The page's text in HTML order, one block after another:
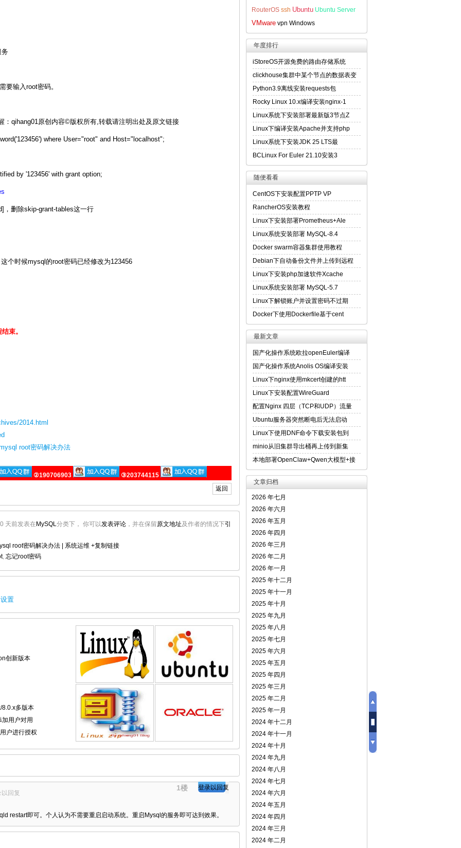
务
输入root密码。
qihang01原创内容©版权所有,转载请注明出处及原文链接
where User="root" and Host="localhost";
by '123456' with grant option;
删除skip-grant-tables这一行
时候mysql的root密码已经修改为123456
束。
2014.html
root密码解决办法
②190706903
③203744115
返回
天前发表在 MySQL分类下， 你可以发表评论 ，并在保留原文地址及作者的情况下引
root密码解决办法 | 系统运维 +复制链接
, 忘记root密码
置
创新版本
8.0.x多版本
用户对用
户进行授权
1楼
回复
登录以回复
restart即可。个人认为不需要重启启动系统。重启Mysql的服务即可达到效果。
RouterOS ssh Ubuntu Ubuntu Server
VMware vpn Windows
年度排行
iStoreOS开源免费的路由存储系统
clickhouse集群中某个节点的数据表变
Python3.9离线安装requests包
Rocky Linux 10.x编译安装nginx-1
Linux系统下安装部署最新版3节点Z
Linux下编译安装Apache并支持php
Linux系统下安装JDK 25 LTS最
BCLinux For Euler 21.10安装3
随便看看
CentOS下安装配置PPTP VP
RancherOS安装教程
Linux下安装部署Prometheus+Ale
Linux系统安装部署 MySQL-8.4
Docker swarm容器集群使用教程
Debian下自动备份文件并上传到远程
Linux下安装php加速软件Xcache
Linux系统安装部署 MySQL-5.7
Linux下解锁账户并设置密码不过期
Docker下使用Dockerfile基于cent
最新文章
国产化操作系统欧拉openEuler编译
国产化操作系统Anolis OS编译安装
Linux下nginx使用mkcert创建的htt
Linux下安装配置WireGuard
配置Nginx 四层（TCP和UDP）流量
Ubuntu服务器突然断电后无法启动
Linux下使用DNF命令下载安装包到
minio从旧集群导出桶再上传到新集
本地部署OpenClaw+Qwen大模型+接
文章归档
2026 年七月
2026 年六月
2026 年五月
2026 年四月
2026 年三月
2026 年二月
2026 年一月
2025 年十二月
2025 年十一月
2025 年十月
2025 年九月
2025 年八月
2025 年七月
2025 年六月
2025 年五月
2025 年四月
2025 年三月
2025 年二月
2025 年一月
2024 年十二月
2024 年十一月
2024 年十月
2024 年九月
2024 年八月
2024 年七月
2024 年六月
2024 年五月
2024 年四月
2024 年三月
2024 年二月